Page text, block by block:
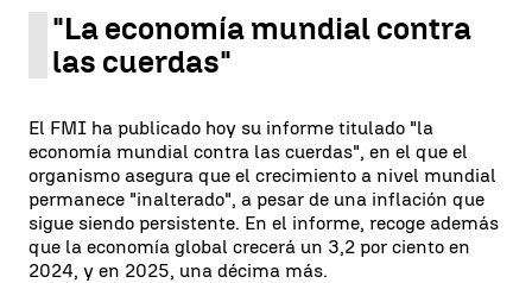
"La economía mundial contra
las cuerdas"
El FMI ha publicado hoy su informe titulado "la
economía mundial contra las cuerdas", en el que el
organismo asegura que el crecimiento a nivel mundial
permanece "inalterado", a pesar de una inflación que
sigue siendo persistente. En el informe, recoge además
que la economía global crecerá un 3,2 por ciento en
2024, y en 2025, una décima más.